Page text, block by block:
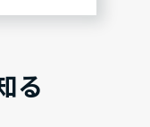
る